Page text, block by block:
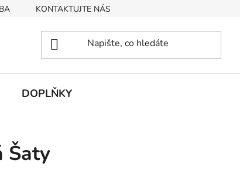
KONTAKTUJTE NÁS
DOPLŇKY
Šaty